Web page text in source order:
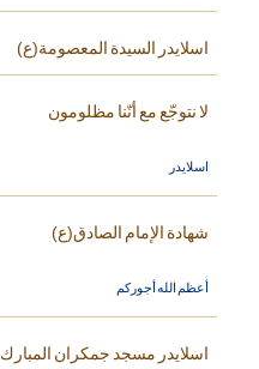
اسلايدر السيدة المعصومة(ع)
لا نتوجّع مع أنّنا مظلومون
اسلايدر
شهادة الإمام الصادق(ع)
أعظم الله أجوركم
اسلايدر مسجد جمكران المبارك